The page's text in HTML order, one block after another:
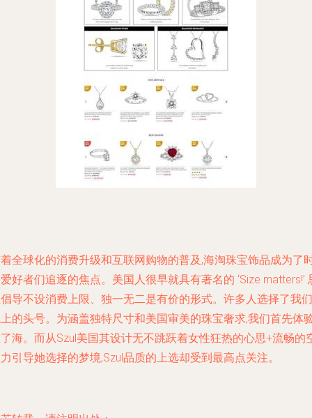
全球化的消费升级和互联网购物的普及,海淘珠宝饰品成为了
好者们追逐的焦点。美国人很早就具有著名的 ‘Size matters!’
导不设消费上限、独一无二是有价的形式。许多人选择了我们
的头号。为涵盖独特尺寸和美国审美的珠宝奢求,我们首先体
海。而从Szul美国其设计无不跳跃着女性狂热的心思+流畅的
引导她选择的梦境,Szul品质的上选却受到最高点关注。